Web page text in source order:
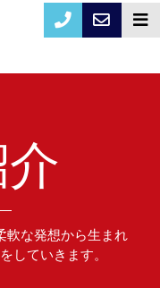
軟な発想から生まれ
していきます。